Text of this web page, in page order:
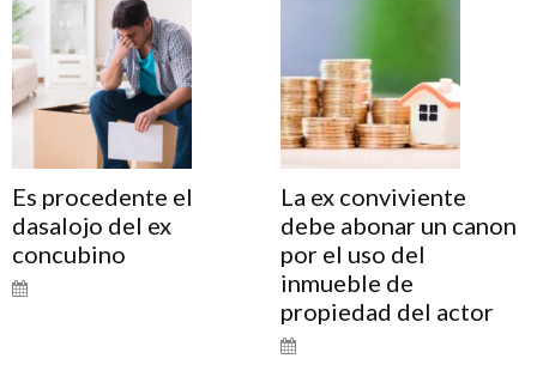
Es procedente el
dasalojo del ex
concubino
La ex conviviente
debe abonar un canon
por el uso del
inmueble de
propiedad del actor